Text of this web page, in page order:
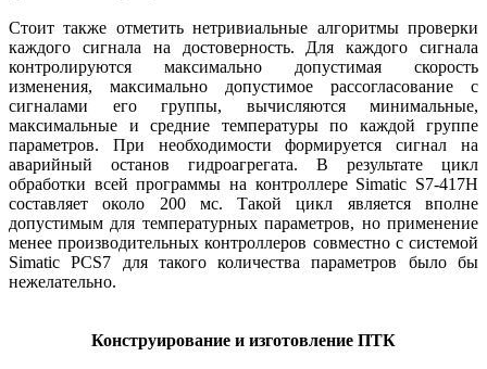
Стоит также отметить нетривиальные алгоритмы проверки
каждого сигнала на достоверность. Для каждого сигнала
контролируются максимально допустимая скорость
изменения, максимально допустимое рассогласование с
сигналами его группы, вычисляются минимальные,
максимальные и средние температуры по каждой группе
параметров. При необходимости формируется сигнал на
аварийный останов гидроагрегата. В результате цикл
обработки всей программы на контроллере Simatic S7-417H
сос­тавляет около 200 мс. Такой цикл является вполне
допустимым для температурных параметров, но применение
менее производительных контроллеров совместно с системой
Simatic PCS7 для такого количества параметров было бы
нежелательно.
Конструирование и изготовление ПТК